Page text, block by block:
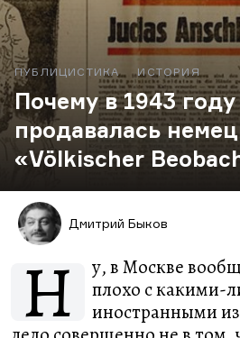
ПУБЛИЦИСТИКА ИСТОРИЯ
Почему в 1943
продавалась
«Völkischer
Дмитрий Быков
Н
у, в Москве
плохо с какими-
иностранными